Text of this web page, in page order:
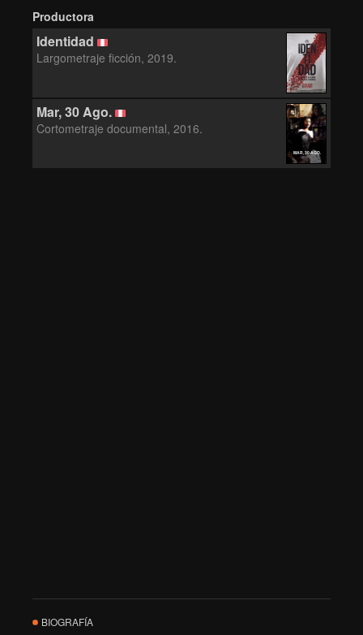
Productora
Identidad
Largometraje ficción, 2019.
Mar, 30 Ago.
Cortometraje documental, 2016.
MAR, 30 AGO.
BIOGRAFÍA